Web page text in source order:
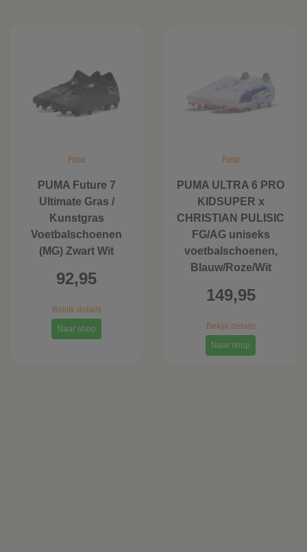
Puma
PUMA Future 7
Ultimate Gras /
Kunstgras
Voetbalschoenen
(MG) Zwart Wit
92,95
Bekijk details
Naar shop
Puma
PUMA ULTRA 6 PRO
KIDSUPER x
CHRISTIAN PULISIC
FG/AG uniseks
voetbalschoenen,
Blauw/Roze/Wit
149,95
Bekijk details
Naar shop